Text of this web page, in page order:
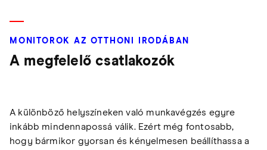
MONITOROK AZ OTTHONI IRODÁBAN
A megfelelő csatlakozók
A különböző helyszíneken való munkavégzés egyre
inkább mindennapossá válik. Ezért még fontosabb,
hogy bármikor gyorsan és kényelmesen beállíthassa a